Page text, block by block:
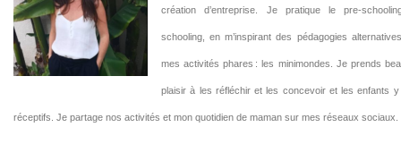
création d’entreprise. Je pratique le pre-
schooling, en m’inspirant des pédagogies
mes activités phares : les minimondes. Je prends
plaisir à les réfléchir et les concevoir et les enfants
réceptifs. Je partage nos activités et mon quotidien de maman sur mes réseaux sociaux.